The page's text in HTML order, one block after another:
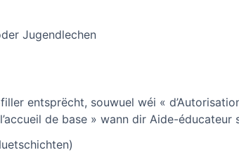
Jugendlechen
entsprëcht, souwuel wéi «
de base » wann dir Aide-éducateur